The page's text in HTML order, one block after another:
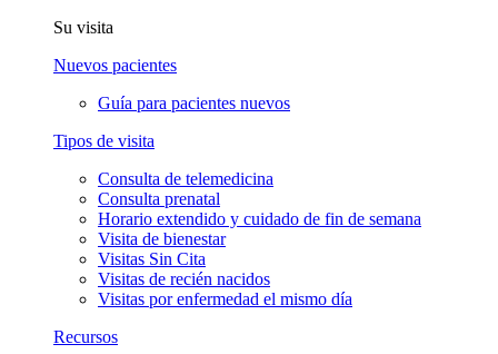
Su visita
Nuevos pacientes
Guía para pacientes nuevos
Tipos de visita
Consulta de telemedicina
Consulta prenatal
Horario extendido y cuidado de fin de semana
Visita de bienestar
Visitas Sin Cita
Visitas de recién nacidos
Visitas por enfermedad el mismo día
Recursos